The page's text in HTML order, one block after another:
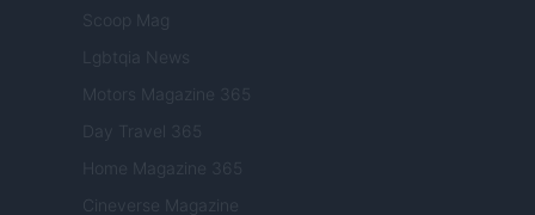
Scoop Mag
Lgbtqia News
Motors Magazine 365
Day Travel 365
Home Magazine 365
Cineverse Magazine